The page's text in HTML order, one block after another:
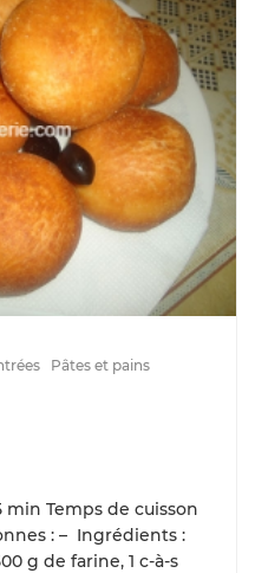
Pâtes et pains
Temps de cuisson
: – Ingrédients :
g de farine, 1 c-à-s